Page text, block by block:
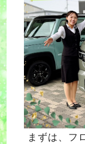
まずは、フ